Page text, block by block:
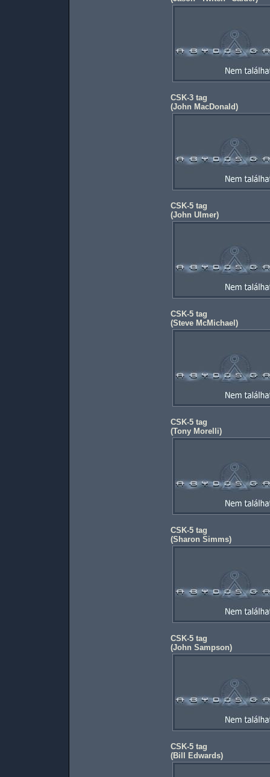
CSK-3 tag
(John MacDonald)
CSK-5 tag
(John Ulmer)
CSK-5 tag
(Steve McMichael )
CSK-5 tag
(Tony Morelli)
CSK-5 tag
(Sharon Simms)
CSK-5 tag
(John Sampson)
CSK-5 tag
(Bill Edwards)